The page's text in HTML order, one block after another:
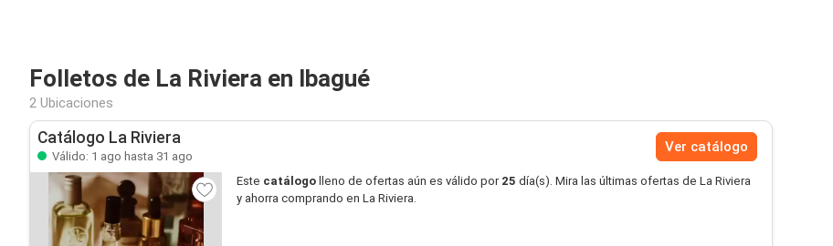
Folletos de La Riviera en Ibagué
2 Ubicaciones
Catálogo La Riviera
Válido: 1 ago hasta 31 ago
Ver catálogo
Este catálogo lleno de ofertas aún es válido por 25 día(s). Mira las últimas ofertas de La Riviera
y ahorra comprando en La Riviera.